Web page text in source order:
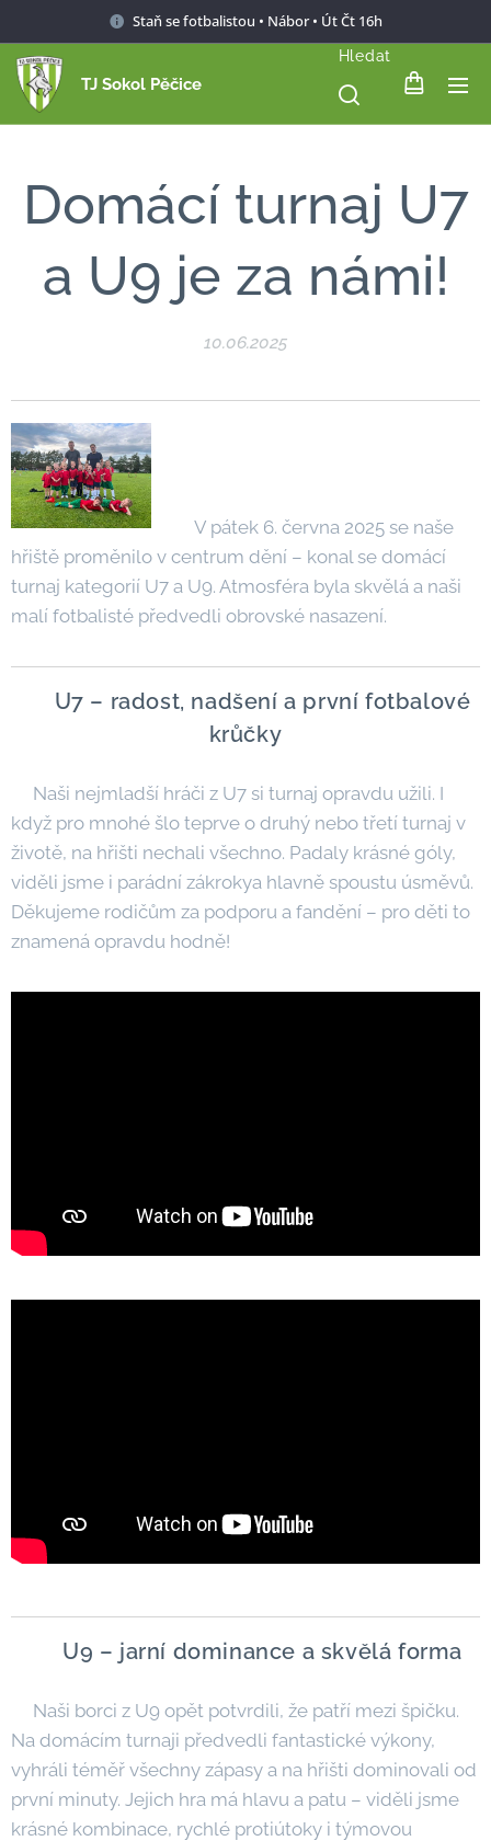
Staň se fotbalistou • Nábor • Út Čt 16h
TJ Sokol Pěčice
Hledat
Domácí turnaj U7
a U9 je za námi!
10.06.2025
V pátek 6. června 2025 se naše
hřiště proměnilo v centrum dění – konal se domácí
turnaj kategorií U7 a U9. Atmosféra byla skvělá a naši
malí fotbalisté předvedli obrovské nasazení.
🐣 U7 – radost, nadšení a první fotbalové
krůčky
Naši nejmladší hráči z U7 si turnaj opravdu užili. I
když pro mnohé šlo teprve o druhý nebo třetí turnaj v
životě, na hřišti nechali všechno. Padaly krásné góly,
viděli jsme i parádní zákrokya hlavně spoustu úsměvů.
Děkujeme rodičům za podporu a fandění – pro děti to
znamená opravdu hodně!
🦁 U9 – jarní dominance a skvělá forma
Naši borci z U9 opět potvrdili, že patří mezi špičku.
Na domácím turnaji předvedli fantastické výkony,
vyhráli téměř všechny zápasy a na hřišti dominovali od
první minuty. Jejich hra má hlavu a patu – viděli jsme
krásné kombinace, rychlé protiútoky i týmovou